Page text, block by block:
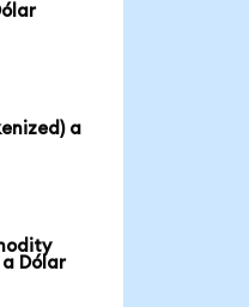
a
Dólar